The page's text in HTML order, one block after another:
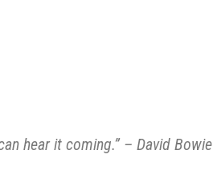
hear it coming.” – David Bowie